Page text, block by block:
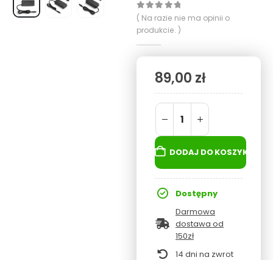
0out of 5
( Na razie nie ma opinii o
produkcie. )
89,00 zł
DODAJ DO KOSZYKA
Dostępny
Darmowa
dostawa od
150zł
14 dni na zwrot